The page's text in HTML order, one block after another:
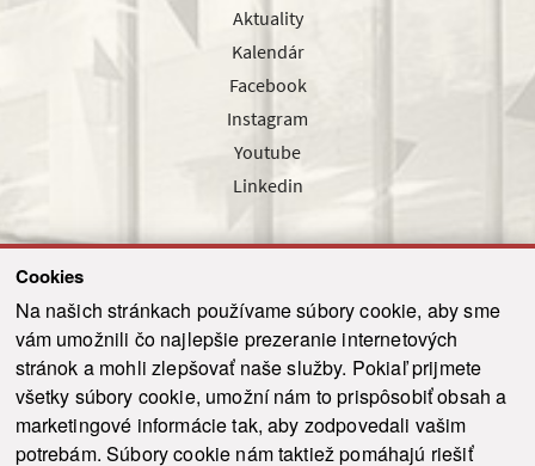
Cookies
Na našich stránkach používame súbory cookie, aby sme
vám umožnili čo najlepšie prezeranie internetových
stránok a mohli zlepšovať naše služby. Pokiaľ prijmete
všetky súbory cookie, umožní nám to prispôsobiť obsah a
marketingové informácie tak, aby zodpovedali vašim
potrebám. Súbory cookie nám taktiež pomáhajú riešiť
Aktuality
Kalendár
Facebook
Instagram
Youtube
Linkedin
Odoslať